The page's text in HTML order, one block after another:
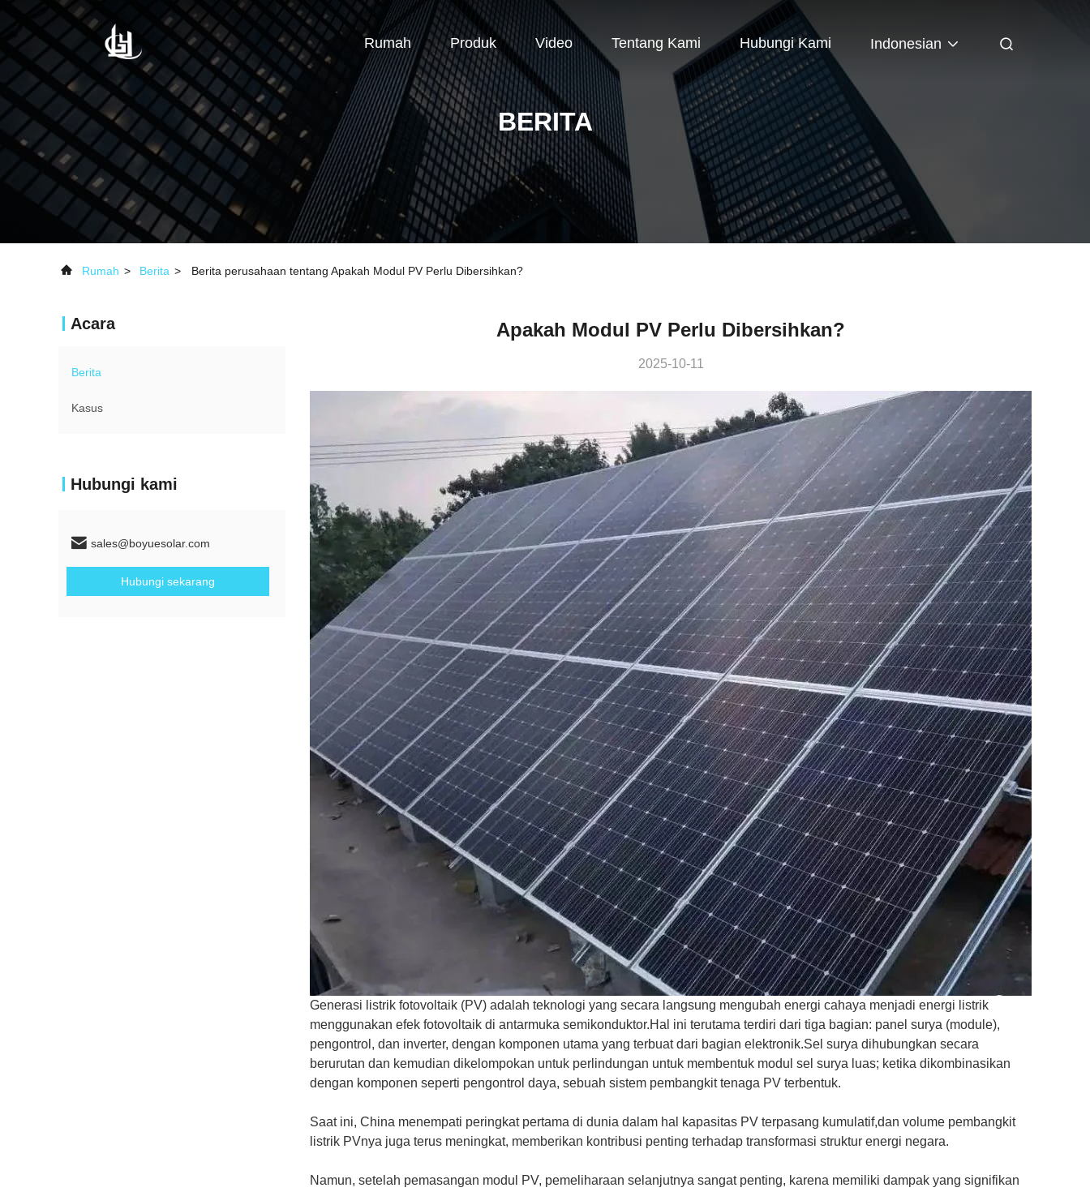
Rumah Produk Video Tentang Kami Hubungi Kami Indonesian
BERITA
Rumah > Berita > Berita perusahaan tentang Apakah Modul PV Perlu Dibersihkan?
Acara
Berita
Kasus
Hubungi kami
sales@boyuesolar.com
Hubungi sekarang
Apakah Modul PV Perlu Dibersihkan?
2025-10-11
Generasi listrik fotovoltaik (PV) adalah teknologi yang secara langsung mengubah energi cahaya menjadi energi listrik
menggunakan efek fotovoltaik di antarmuka semikonduktor.Hal ini terutama terdiri dari tiga bagian: panel surya (module),
pengontrol, dan inverter, dengan komponen utama yang terbuat dari bagian elektronik.Sel surya dihubungkan secara
berurutan dan kemudian dikelompokan untuk perlindungan untuk membentuk modul sel surya luas; ketika dikombinasikan
dengan komponen seperti pengontrol daya, sebuah sistem pembangkit tenaga PV terbentuk.
Saat ini, China menempati peringkat pertama di dunia dalam hal kapasitas PV terpasang kumulatif,dan volume pembangkit
listrik PVnya juga terus meningkat, memberikan kontribusi penting terhadap transformasi struktur energi negara.
Namun, setelah pemasangan modul PV, pemeliharaan selanjutnya sangat penting, karena memiliki dampak yang signifikan